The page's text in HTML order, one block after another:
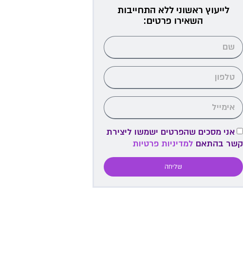
לייעוץ ראשוני ללא התחייבות
השאירו פרטים:
אני מסכים שהפרטים ישמשו ליצירת
קשר בהתאם למדיניות פרטיות
שליחה